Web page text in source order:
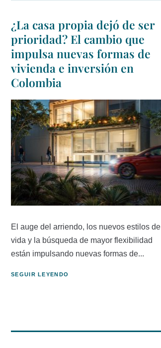
¿La casa propia dejó de ser
prioridad? El cambio que
impulsa nuevas formas de
vivienda e inversión en
Colombia
El auge del arriendo, los nuevos estilos de
vida y la búsqueda de mayor flexibilidad
están impulsando nuevas formas de...
SEGUIR LEYENDO